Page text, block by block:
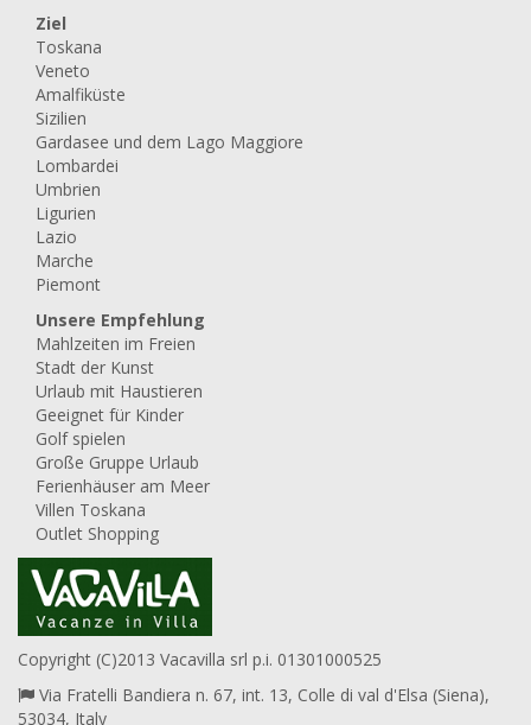
Ziel
Toskana
Veneto
Amalfiküste
Sizilien
Gardasee und dem Lago Maggiore
Lombardei
Umbrien
Ligurien
Lazio
Marche
Piemont
Unsere Empfehlung
Mahlzeiten im Freien
Stadt der Kunst
Urlaub mit Haustieren
Geeignet für Kinder
Golf spielen
Große Gruppe Urlaub
Ferienhäuser am Meer
Villen Toskana
Outlet Shopping
Copyright (C)2013 Vacavilla srl p.i. 01301000525
Via Fratelli Bandiera n. 67, int. 13, Colle di val d'Elsa (Siena),
53034, Italy